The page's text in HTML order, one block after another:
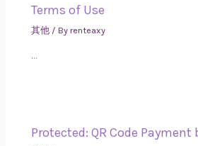
Terms of Use
其他 / By renteaxy
…
Protected: QR Code Payment